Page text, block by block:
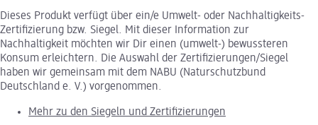
Dieses Produkt verfügt über ein/e Umwelt- oder Nachhaltigkeits-
Zertifizierung bzw. Siegel. Mit dieser Information zur
Nachhaltigkeit möchten wir Dir einen (umwelt-) bewussteren
Konsum erleichtern. Die Auswahl der Zertifizierungen/Siegel
haben wir gemeinsam mit dem NABU (Naturschutzbund
Deutschland e. V.) vorgenommen.
Mehr zu den Siegeln und Zertifizierungen